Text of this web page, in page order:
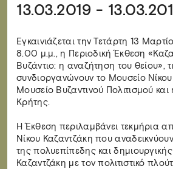
13.03.2019 -
Εγκαινιάζεται την Τετάρτη 13
8.00 μ.μ., η Περιοδική Έκθεση
Βυζάντιο: η αναζήτηση του θείου»,
συνδιοργανώνουν το Μουσείο
Μουσείο Βυζαντινού Πολιτισμού και
Κρήτης.
Η Έκθεση περιλαμβάνει τεκμήρια
Νίκου Καζαντζάκη που
της πολυεπίπεδης και
Καζαντζάκη με τον πολιτιστικό